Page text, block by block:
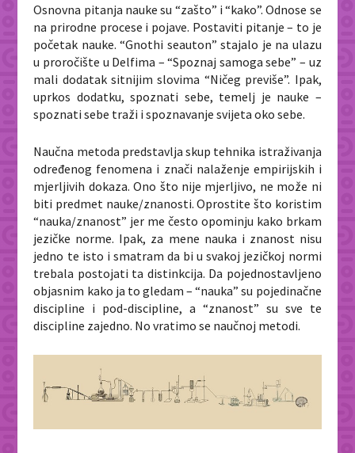
Osnovna pitanja nauke su “zašto” i “kako”. Odnose se
na prirodne procese i pojave. Postaviti pitanje – to je
početak nauke. “Gnothi seauton” stajalo je na ulazu
u proročište u Delfima – “Spoznaj samoga sebe” – uz
mali dodatak sitnijim slovima “Ničeg previše”. Ipak,
uprkos dodatku, spoznati sebe, temelj je nauke –
spoznati sebe traži i spoznavanje svijeta oko sebe.
Naučna metoda predstavlja skup tehnika istraživanja
određenog fenomena i znači nalaženje empirijskih i
mjerljivih dokaza. Ono što nije mjerljivo, ne može ni
biti predmet nauke/znanosti.Oprostite što koristim
“nauka/znanost” jer me često opominju kako brkam
jezičke norme. Ipak, za mene nauka i znanost nisu
jedno te isto i smatram da bi u svakoj jezičkoj normi
trebala postojati ta distinkcija. Da pojednostavljeno
objasnim kako ja to gledam – “nauka” su pojedinačne
discipline i pod-discipline, a “znanost” su sve te
discipline zajedno. No vratimo se naučnoj metodi.